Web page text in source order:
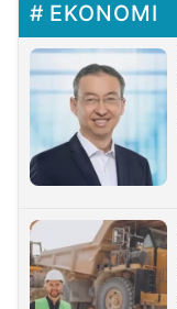
EKONOMI